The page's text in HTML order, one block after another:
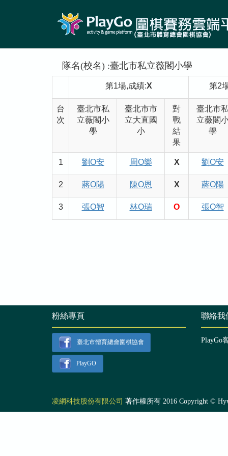
隊名(校名) :臺北市私立薇閣小學
第1場,成績:X 第2
台
次
臺北市私
立薇閣小
學
臺北市市
立大直國
小
對
戰
結
果
臺北市
立薇閣
學
1 劉O安 周O樂 X 劉O安
2 蔣O陽 陳O恩 X 蔣O陽
3 張O智 林O瑞 O 張O智
粉絲專頁
臺北市體育總會圍棋協會
PlayGO
聯絡我
PlayGo
凌網科技股份有限公司 著作權所有 2016 Copyright ©